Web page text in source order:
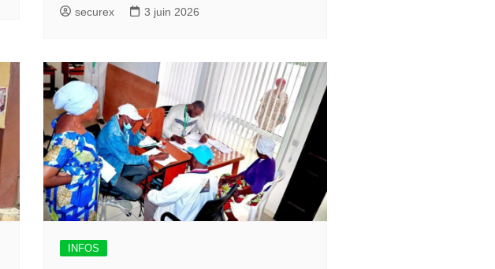
securex 3 juin 2026
INFOS